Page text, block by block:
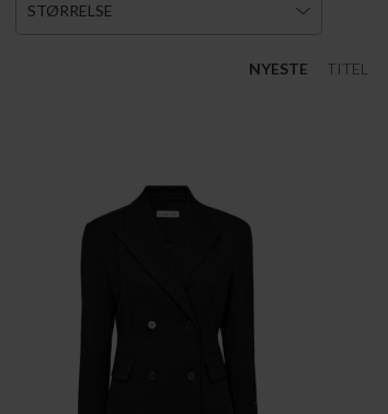
STØRRELSE
NYESTE TITEL